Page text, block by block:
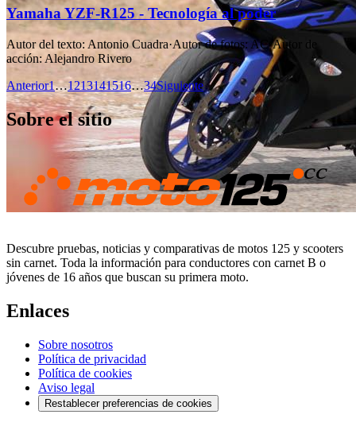
Yamaha YZF-R125 - Tecnología al poder
Autor del texto: Antonio Cuadra·Autor de fotos: AC·Autor de
acción: Alejandro Rivero
Anterior1…1213141516…34Siguiente
Sobre el sitio
Descubre pruebas, noticias y comparativas de motos 125 y scooters
sin carnet. Toda la información para conductores con carnet B o
jóvenes de 16 años que buscan su primera moto.
Enlaces
Sobre nosotros
Política de privacidad
Política de cookies
Aviso legal
Restablecer preferencias de cookies